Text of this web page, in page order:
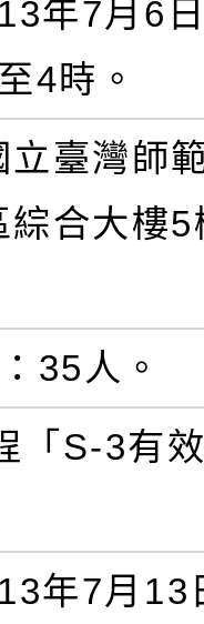
年7月6
4時。
立臺灣師
綜合大樓
35人。
「S-3有
年7月13